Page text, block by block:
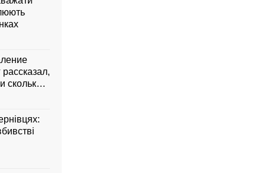
сколько